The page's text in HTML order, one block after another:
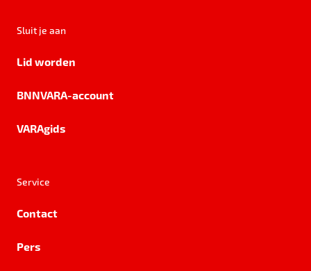
Sluit je aan
Lid worden
BNNVARA-account
VARAgids
Service
Contact
Pers